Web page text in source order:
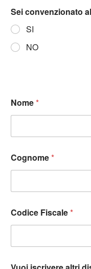
Sei convenzionato
SI
NO
Nome*
Cognome*
Codice Fiscale*